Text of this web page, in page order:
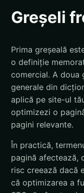
Greșeli
Prima greșeală
o definiție
comercial. A doua
generale din
aplică pe site-ul
optimizezi o
pagini relevante.
În practică,
pagină afectează,
risc creează dacă
că optimizarea a